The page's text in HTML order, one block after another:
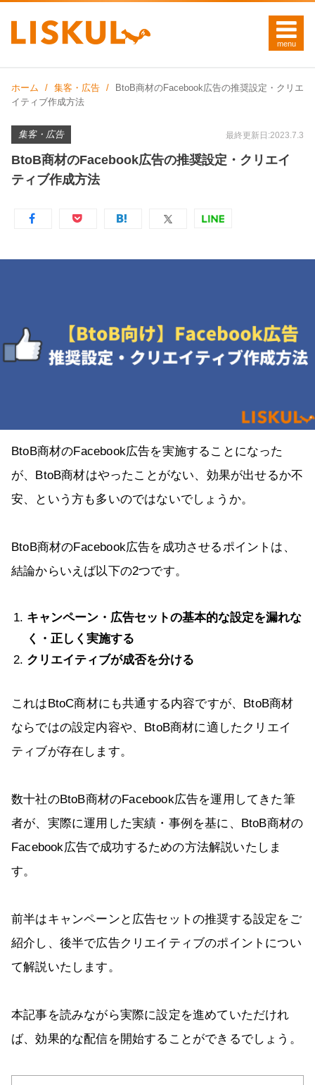
ホーム 集客・広告
BtoB商材のFacebook広告の推奨設定・クリエ
イティブ作成方法
集客・広告 最終更新日:2023.7.3
BtoB商材のFacebook広告の推奨設定・クリエイ
ティブ作成方法
BtoB商材のFacebook広告を実施することになった
が、BtoB商材はやったことがない、効果が出せるか不
安、という方も多いのではないでしょうか。
BtoB商材のFacebook広告を成功させるポイントは、
結論からいえば以下の2つです。
キャンペーン・広告セットの基本的な設定を漏れな
く・正しく実施する
クリエイティブが成否を分ける
これはBtoC商材にも共通する内容ですが、BtoB商材
ならではの設定内容や、BtoB商材に適したクリエイ
ティブが存在します。
数十社のBtoB商材のFacebook広告を運用してきた筆
者が、実際に運用した実績・事例を基に、BtoB商材の
Facebook広告で成功するための方法解説いたしま
す。
前半はキャンペーンと広告セットの推奨する設定をご
紹介し、後半で広告クリエイティブのポイントについ
て解説いたします。
本記事を読みながら実際に設定を進めていただけれ
ば、効果的な配信を開始することができるでしょう。